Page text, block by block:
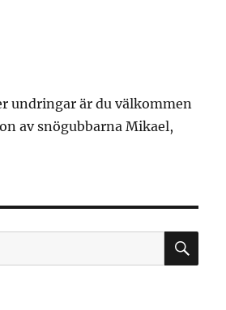
undringar är du välkommen
av snögubbarna Mikael,